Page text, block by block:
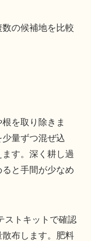
の候補地を比較
を取り除きま
量ずつ混ぜ込
す。深く耕し過
と手間が少なめ
ストキットで確認
布します。肥料